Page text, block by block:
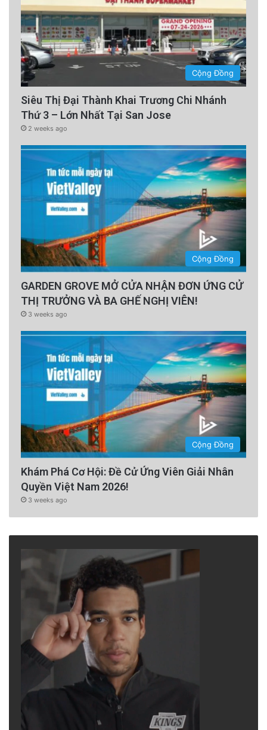
Cộng Đồng
Siêu Thị Đại Thành Khai Trương Chi Nhánh
Thứ 3 – Lớn Nhất Tại San Jose
2 weeks ago
Cộng Đồng
GARDEN GROVE MỞ CỬA NHẬN ĐƠN ỨNG CỬ
THỊ TRƯỞNG VÀ BA GHẾ NGHỊ VIÊN!
3 weeks ago
Cộng Đồng
Khám Phá Cơ Hội: Đề Cử Ứng Viên Giải Nhân
Quyền Việt Nam 2026!
3 weeks ago